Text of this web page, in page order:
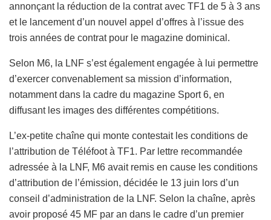
annonçant la réduction de la contrat avec TF1 de 5 à 3 ans
et le lancement d’un nouvel appel d’offres à l’issue des
trois années de contrat pour le magazine dominical.
Selon M6, la LNF s’est également engagée à lui permettre
d’exercer convenablement sa mission d’information,
notamment dans la cadre du magazine Sport 6, en
diffusant les images des différentes compétitions.
L’ex-petite chaîne qui monte contestait les conditions de
l’attribution de Téléfoot à TF1. Par lettre recommandée
adressée à la LNF, M6 avait remis en cause les conditions
d’attribution de l’émission, décidée le 13 juin lors d’un
conseil d’administration de la LNF. Selon la chaîne, après
avoir proposé 45 MF par an dans le cadre d’un premier